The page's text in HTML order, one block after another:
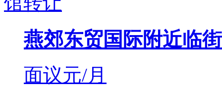
燕郊东贸国际附近临
面议元/月